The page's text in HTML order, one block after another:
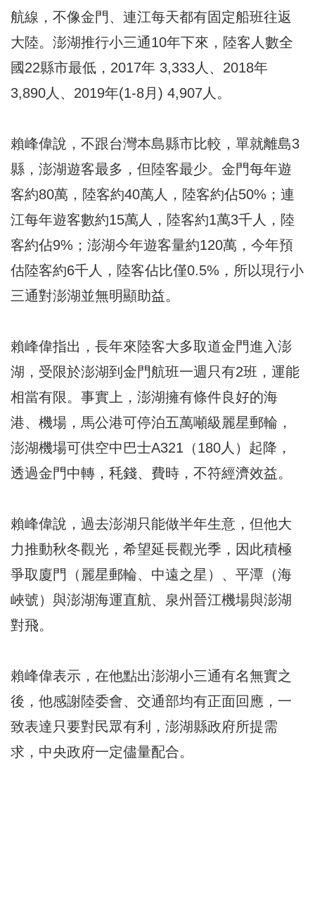
航線，不像金門、連江每天都有固定船班往返
大陸。澎湖推行小三通10年下來，陸客人數全
國22縣市最低，2017年 3,333人、2018年
3,890人、2019年(1-8月) 4,907人。
賴峰偉說，不跟台灣本島縣市比較，單就離島3
縣，澎湖遊客最多，但陸客最少。金門每年遊
客約80萬，陸客約40萬人，陸客約佔50%；連
江每年遊客數約15萬人，陸客約1萬3千人，陸
客約佔9%；澎湖今年遊客量約120萬，今年預
估陸客約6千人，陸客佔比僅0.5%，所以現行小
三通對澎湖並無明顯助益。
賴峰偉指出，長年來陸客大多取道金門進入澎
湖，受限於澎湖到金門航班一週只有2班，運能
相當有限。事實上，澎湖擁有條件良好的海
港、機場，馬公港可停泊五萬噸級麗星郵輪，
澎湖機場可供空中巴士A321（180人）起降，
透過金門中轉，秏錢、費時，不符經濟效益。
賴峰偉說，過去澎湖只能做半年生意，但他大
力推動秋冬觀光，希望延長觀光季，因此積極
爭取廈門（麗星郵輪、中遠之星）、平潭（海
峽號）與澎湖海運直航、泉州晉江機場與澎湖
對飛。
賴峰偉表示，在他點出澎湖小三通有名無實之
後，他感謝陸委會、交通部均有正面回應，一
致表達只要對民眾有利，澎湖縣政府所提需
求，中央政府一定儘量配合。